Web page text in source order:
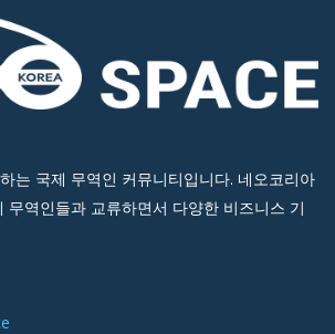
는 국제 무역인 커뮤니티입니다. 네오코리아
무역인들과 교류하면서 다양한 비즈니스 기